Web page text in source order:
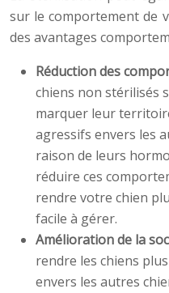
sur le comportement de
des avantages
Réduction des
chiens non stérilisés
marquer leur
agressifs envers les
raison de leurs
réduire ces
rendre votre chien
facile à gérer.
Amélioration de la
rendre les chiens
envers les autres